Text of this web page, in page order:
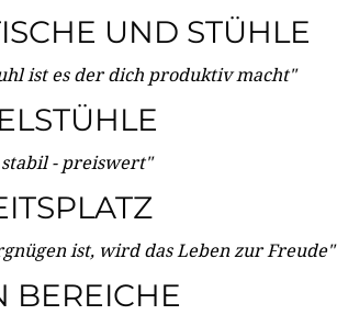
UND STÜHLE
ist es der dich produktiv macht"
stabil - preiswert"
ist, wird das Leben zur Freude"
BEREICHE